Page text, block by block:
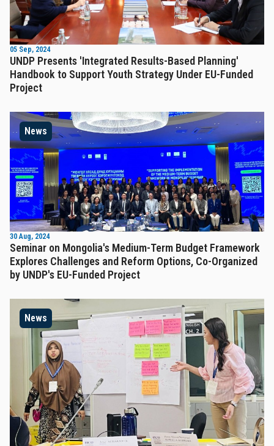
05 Sep, 2024
UNDP Presents 'Integrated Results-Based Planning'
Handbook to Support Youth Strategy Under EU-Funded
Project
News
30 Aug, 2024
Seminar on Mongolia's Medium-Term Budget Framework
Explores Challenges and Reform Options, Co-Organized
by UNDP's EU-Funded Project
News